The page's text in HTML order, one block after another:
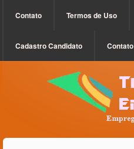
Contato Termos de Uso
Cadastro Candidato Contato